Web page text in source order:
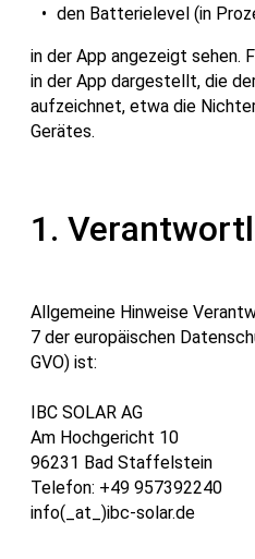
den Batterielevel (in
in der App angezeigt sehen.
in der App dargestellt, die
aufzeichnet, etwa die
Gerätes.
1.
Allgemeine Hinweise
7 der europäischen
GVO) ist:
IBC SOLAR AG
Am Hochgericht 10
96231 Bad Staffelstein
Telefon: +49 957392240
info(_at_)ibc-solar.de